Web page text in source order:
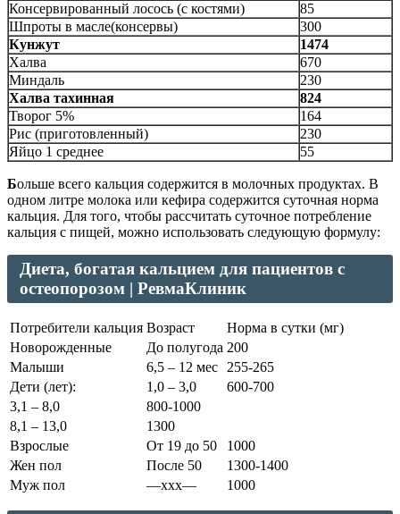
Консервированный лосось (с костями)
85
Шпроты в масле(консервы)
300
Кунжут
1474
Халва
670
Миндаль
230
Халва тахинная
824
Творог 5%
164
Рис (приготовленный)
230
Яйцо 1 среднее
55
Больше всего кальция содержится в молочных продуктах. В
одном литре молока или кефира содержится суточная норма
кальция. Для того, чтобы рассчитать суточное потребление
кальция с пищей, можно использовать следующую формулу:
Диета, богатая кальцием для пациентов с
остеопорозом | РевмаКлиник
Потребители кальция Возраст
Норма в сутки (мг)
Новорожденные
До полугода 200
Малыши
6,5 – 12 мес
255-265
Дети (лет):
1,0 – 3,0
600-700
3,1 – 8,0
800-1000
8,1 – 13,0
1300
Взрослые
От 19 до 50
1000
Жен пол
После 50
1300-1400
Муж пол
—ххх— 1000